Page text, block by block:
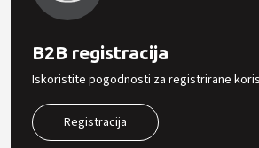
B2B registracija
Iskoristite pogodnosti za registrirane
Registracija